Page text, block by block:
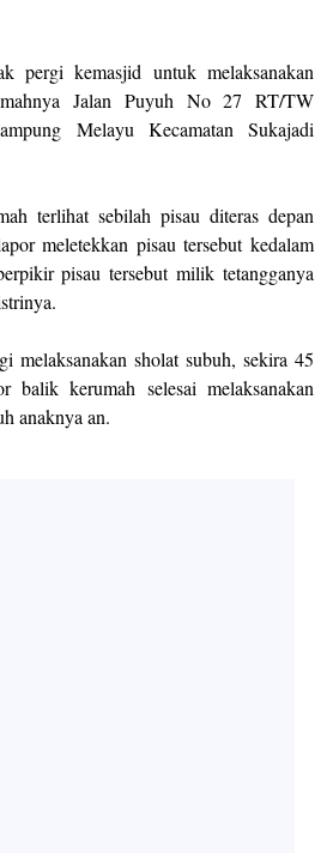
pergi kemasjid untuk melaksanakan
Jalan Puyuh No 27 RT/TW
Melayu Kecamatan Sukajadi
terlihat sebilah pisau diteras depan
meletekkan pisau tersebut kedalam
pisau tersebut milik tetangganya
melaksanakan sholat subuh, sekira 45
balik kerumah selesai melaksanakan
anaknya an.